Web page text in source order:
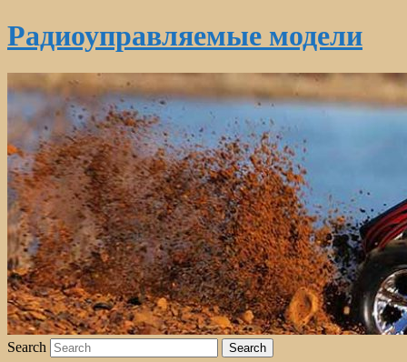
Радиоуправляемые модели
Search